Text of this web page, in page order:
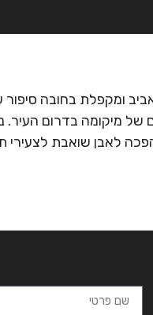
ומקפלת בחובה סיפור
של מיקומה בדרום העיר.
לאבן שואבת לצעירי